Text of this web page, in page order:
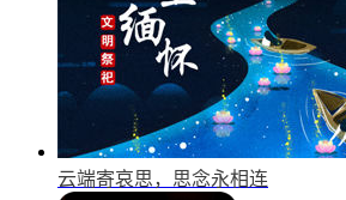
云端寄哀思，思念永相连